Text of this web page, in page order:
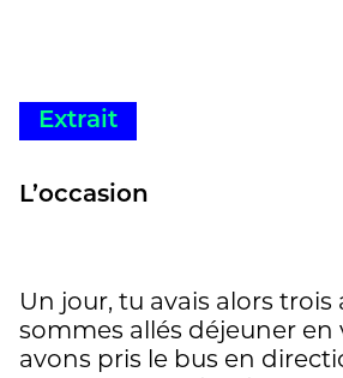
résulte un manifeste
et édifiant. Cette lettre est
magnifique cri d’amour
Ce livre est courageux et
coeur/
Extrait
L’occasion
Un jour, tu avais alors trois
sommes allés déjeuner en
avons pris le bus en